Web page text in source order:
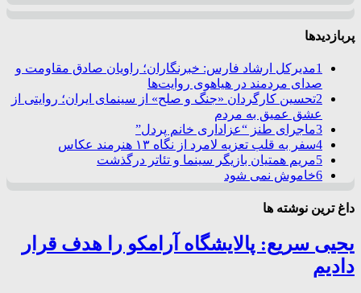
پربازدیدها
1مدیرکل ارشاد فارس: خبرنگاران؛ راویان صادق مقاومت و
صدای مردمند در هیاهوی روایت‌ها
2تحسین کارگردان «جنگ و صلح» از سینمای ایران؛ روایتی از
عشق عمیق به مردم
3ماجرای طنز “عزاداری خانم پردل”
4سفر به قلب تعزیه لامرد از نگاه ۱۳ هنرمند عکاس
5مریم همتیان بازیگر سینما و تئاتر درگذشت
6خاموش نمی شود
داغ ترین نوشته ها
یحیی سریع: پالایشگاه آرامکو را هدف قرار
دادیم